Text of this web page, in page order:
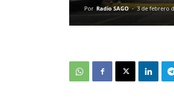
Por Radio SAGO - 3 de febrero